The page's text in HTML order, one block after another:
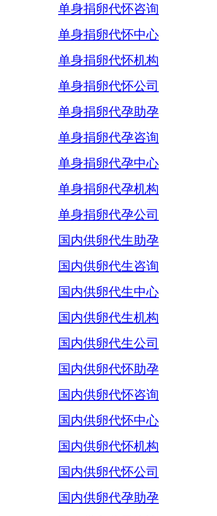
单身捐卵代怀咨询
单身捐卵代怀中心
单身捐卵代怀机构
单身捐卵代怀公司
单身捐卵代孕助孕
单身捐卵代孕咨询
单身捐卵代孕中心
单身捐卵代孕机构
单身捐卵代孕公司
国内供卵代生助孕
国内供卵代生咨询
国内供卵代生中心
国内供卵代生机构
国内供卵代生公司
国内供卵代怀助孕
国内供卵代怀咨询
国内供卵代怀中心
国内供卵代怀机构
国内供卵代怀公司
国内供卵代孕助孕